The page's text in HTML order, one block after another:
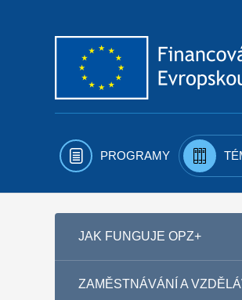
PROGRAMY
JAK FUNGUJE OPZ+
ZAMĚSTNÁVÁNÍ A